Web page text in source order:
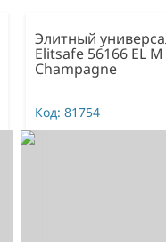
Элитный
Elitsafe 56166 EL
Champagne
Код: 81754